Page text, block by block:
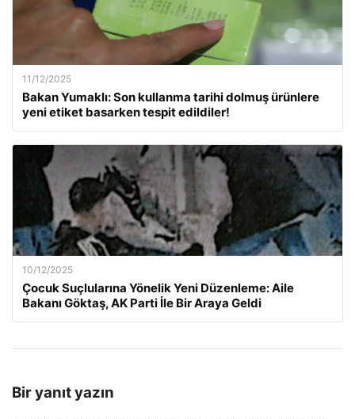
11/12/2025
Bakan Yumaklı: Son kullanma tarihi dolmuş ürünlere
yeni etiket basarken tespit edildiler!
10/12/2025
Çocuk Suçlularına Yönelik Yeni Düzenleme: Aile
Bakanı Göktaş, AK Parti İle Bir Araya Geldi
Bir yanıt yazın